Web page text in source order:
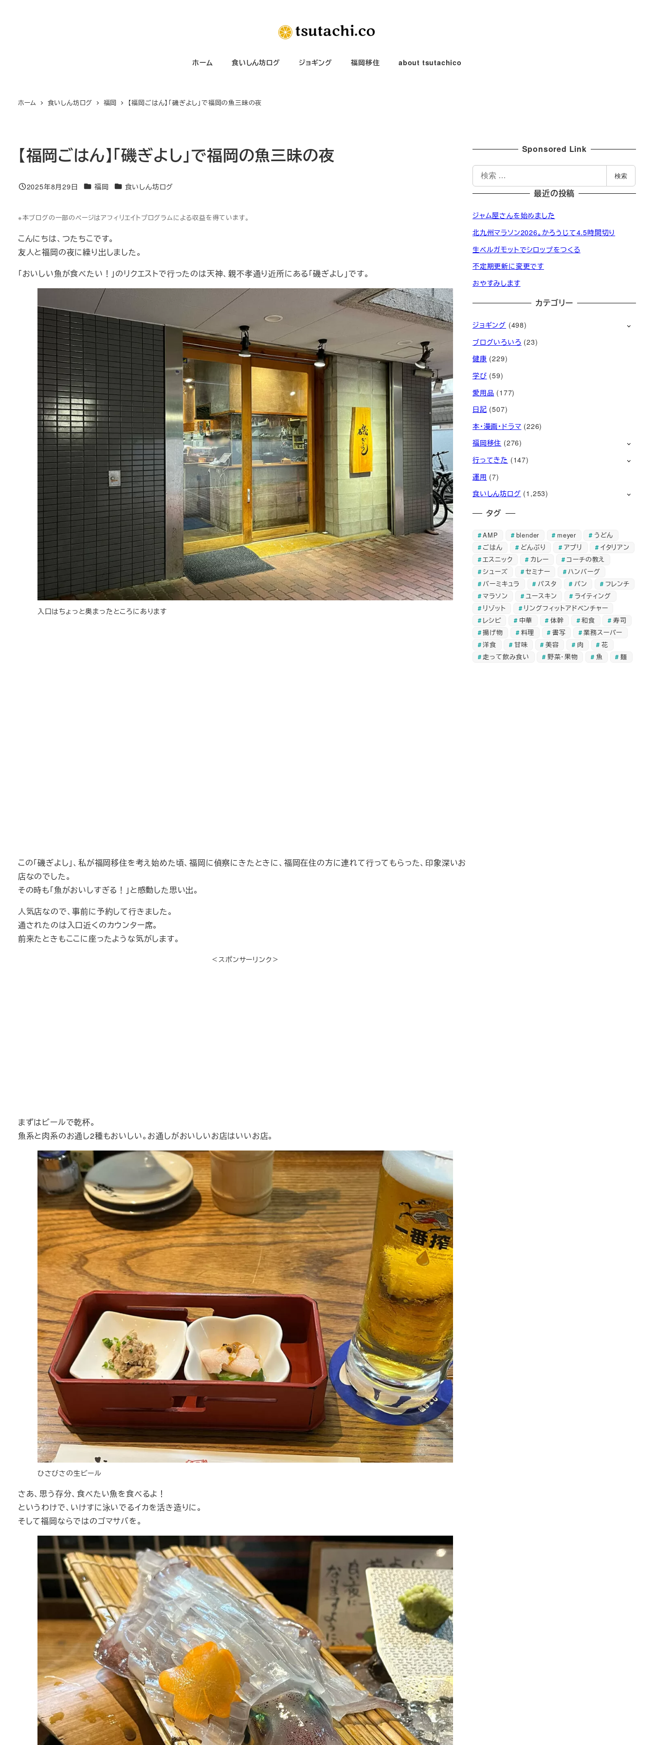
ホーム 食いしん坊ログ ジョギング 福岡移住 about tsutachico
ホーム 食いしん坊ログ 福岡 【福岡ごはん】「磯ぎよし」で福岡の魚三昧の夜
【福岡ごはん】「磯ぎよし」で福岡の魚三昧の夜
投稿日
2025年8月29日 カテゴリー
福岡 カテゴリー
食いしん坊ログ
※本ブログの一部のページはアフィリエイトプログラムによる収益を得ています。
こんにちは、つたちこです。
友人と福岡の夜に繰り出しました。
「おいしい魚が食べたい！」のリクエストで行ったのは天神、親不孝通り近所にある「磯ぎよし」です。
入口はちょっと奥まったところにあります
この「磯ぎよし」、私が福岡移住を考え始めた頃、福岡に偵察にきたときに、福岡在住の方に連れて行ってもらった、印象深いお
店なのでした。
その時も「魚がおいしすぎる！」と感動した思い出。
人気店なので、事前に予約して行きました。
通されたのは入口近くのカウンター席。
前来たときもここに座ったような気がします。
＜スポンサーリンク＞
まずはビールで乾杯。
魚系と肉系のお通し2種もおいしい。お通しがおいしいお店はいいお店。
ひさびさの生ビール
さあ、思う存分、食べたい魚を食べるよ！
というわけで、いけすに泳いでるイカを活き造りに。
そして福岡ならではのゴマサバを。
Sponsored Link
索
検索
最近の投稿
ジャム屋さんを始めました
北九州マラソン2026。かろうじて4.5時間切り
生ベルガモットでシロップをつくる
不定期更新に変更です
おやすみします
カテゴリー
ジョギング (498)
ブログいろいろ (23)
健康 (229)
学び (59)
愛用品 (177)
日記 (507)
本・漫画・ドラマ (226)
福岡移住 (276)
行ってきた (147)
運用 (7)
食いしん坊ログ (1,253)
タグ
AMP blender meyer
うどん
ごはん
どんぶり アプリ
イタリアン
エスニック
カレー
コーチの教え
シューズ
セミナー
ハンバーグ
バーミキュラ
パスタ パン
フレンチ
マラソン
ユースキン
ライティング
リゾット
リングフィットアドベンチャー
レシピ
中華 体幹 和食
寿司
揚げ物
料理 書写
業務スーパー
洋食
甘味 美容 肉
花
走って飲み食い
野菜・果物 魚 麺